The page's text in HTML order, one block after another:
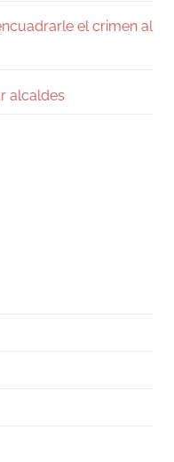
el crimen al
alcaldes